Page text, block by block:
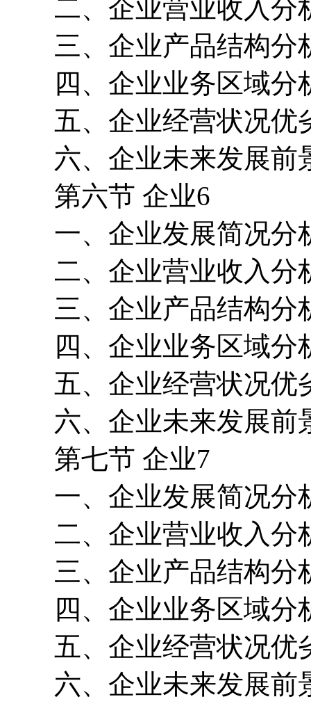
二、企业营业收入分
三、企业产品结构分
四、企业业务区域分
五、企业经营状况优
六、企业未来发展前
第六节 企业6
一、企业发展简况分
二、企业营业收入分
三、企业产品结构分
四、企业业务区域分
五、企业经营状况优
六、企业未来发展前
第七节 企业7
一、企业发展简况分
二、企业营业收入分
三、企业产品结构分
四、企业业务区域分
五、企业经营状况优
六、企业未来发展前